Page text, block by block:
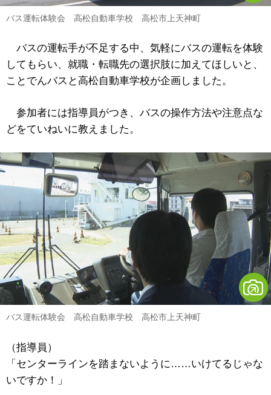
バス運転体験会 高松自動車学校 高松市上天神町
バスの運転手が不足する中、気軽にバスの運転を体験
してもらい、就職・転職先の選択肢に加えてほしいと、
ことでんバスと高松自動車学校が企画しました。
参加者には指導員がつき、バスの操作方法や注意点な
どをていねいに教えました。
バス運転体験会 高松自動車学校 高松市上天神町
（指導員）
「センターラインを踏まないように……いけてるじゃな
いですか！」